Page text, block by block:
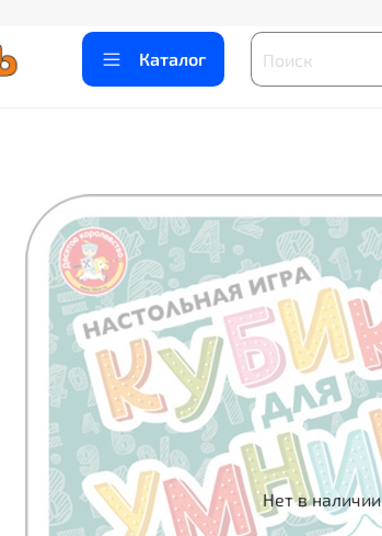
Каталог
Нет в наличии